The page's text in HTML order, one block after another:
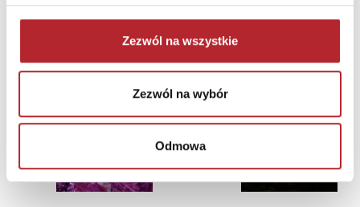
Zezwól na wszystkie
Zezwól na wybór
Odmowa
Wyłączność
TOP 100
Wyłączność